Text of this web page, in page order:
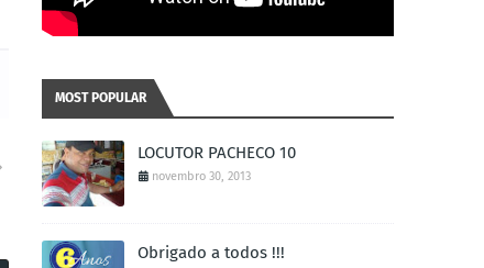
MOST POPULAR
LOCUTOR PACHECO 10
novembro 30, 2013
Obrigado a todos !!!